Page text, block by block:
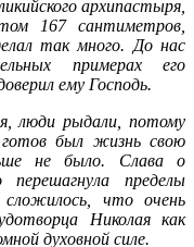
архипастыря,
167 сантиметров,
так много. До нас
примерах его
ему Господь.
люди рыдали, потому
был жизнь свою
не было. Слава о
пределы
что очень
Николая как
духовной силе.